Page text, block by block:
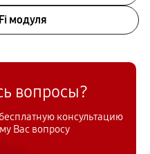
модуля
вопросы?
консультацию
Вас вопросу